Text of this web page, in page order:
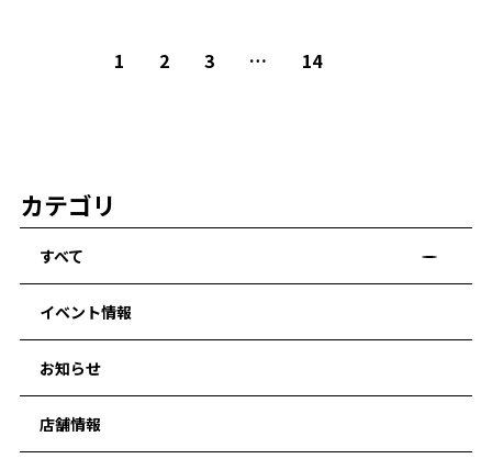
1 2 3 … 14
カテゴリ
すべて
イベント情報
お知らせ
店舗情報